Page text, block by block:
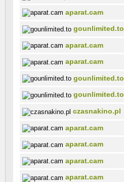
aparat.cam
gounlimited.to
aparat.cam
aparat.cam
gounlimited.to
gounlimited.to
czasnakino.pl
aparat.cam
aparat.cam
aparat.cam
aparat.cam